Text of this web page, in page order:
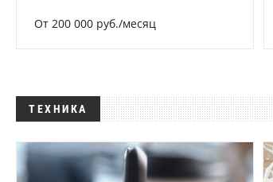
От 200 000 руб./месяц
ТЕХНИКА